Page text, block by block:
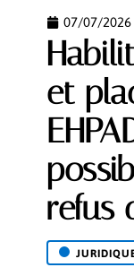
07/07/2026
et
refus